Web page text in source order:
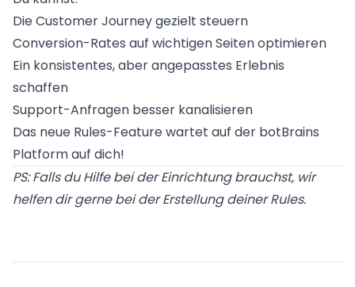
Die Customer Journey gezielt steuern
Conversion-Rates auf wichtigen Seiten optimieren
Ein konsistentes, aber angepasstes Erlebnis
schaffen
Support-Anfragen besser kanalisieren
Das neue Rules-Feature wartet auf der botBrains
Platform auf dich!
PS: Falls du Hilfe bei der Einrichtung brauchst, wir
helfen dir gerne bei der Erstellung deiner Rules.